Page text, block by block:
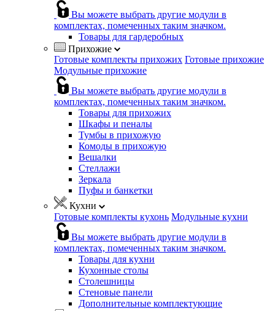
Вы можете выбрать другие модули в
комплектах, помеченных таким значком.
Товары для гардеробных
Прихожие
Готовые комплекты прихожих Готовые прихожие
Модульные прихожие
Вы можете выбрать другие модули в
комплектах, помеченных таким значком.
Товары для прихожих
Шкафы и пеналы
Тумбы в прихожую
Комоды в прихожую
Вешалки
Стеллажи
Зеркала
Пуфы и банкетки
Кухни
Готовые комплекты кухонь Модульные кухни
Вы можете выбрать другие модули в
комплектах, помеченных таким значком.
Товары для кухни
Кухонные столы
Столешницы
Стеновые панели
Дополнительные комплектующие